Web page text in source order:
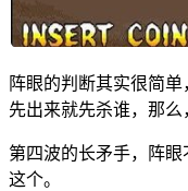
阵眼的判断其实很简
先出来就先杀谁，那
第四波的长矛手，阵
这个。